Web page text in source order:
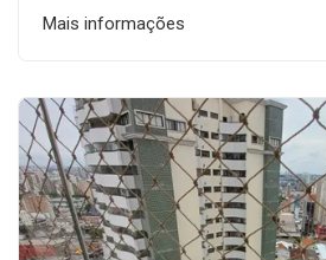
Mais informações